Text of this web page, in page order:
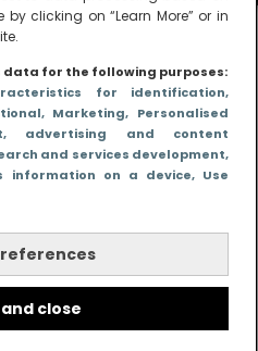
clicking on “Learn More” or in
data for the following purposes:
for identification,
, Marketing, Personalised
advertising and content
and services development,
information on a device, Use
close